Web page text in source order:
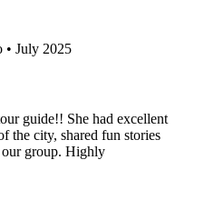
• July 2025
guide!! She had excellent
the city, shared fun stories
our group. Highly